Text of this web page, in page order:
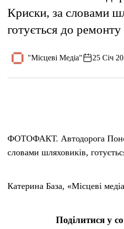
Криски, за словами
готується до ремонту
"Місцеві Медіа" 25 Січ
ФОТОФАКТ. Автодорога
словами шляховиків,
Катерина База, «Місцеві
Поділитися у